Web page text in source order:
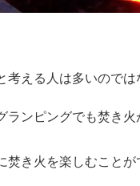
考える人は多いのでは
ランピングでも焚き
焚き火を楽しむこと